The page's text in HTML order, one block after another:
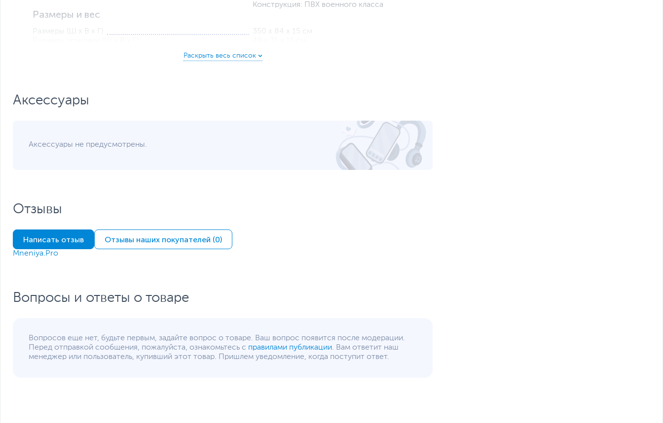
Конструкция: ПВХ военного класса
Размеры и вес
Размеры (Ш х В х Г)
350 х 84 х 15 см
11.9 кг
Ссылка на сайт производителя
Если вы заметили ошибку или неточность в описании товара, пожалуйста, выделите текст с ошибкой и нажмите Ctrl+Enter.
Аксессуары
Аксессуары не предусмотрены.
Отзывы
Написать отзыв Отзывы наших покупателей (0)
Mneniya.Pro
Вопросы и ответы о товаре
Вопросов еще нет, будьте первым, задайте вопрос о товаре. Ваш вопрос появится после модерации.
Перед отправкой сообщения, пожалуйста, ознакомьтесь с правилами публикации. Вам ответит наш
менеджер или пользователь, купивший этот товар. Пришлем уведомление, когда поступит ответ.